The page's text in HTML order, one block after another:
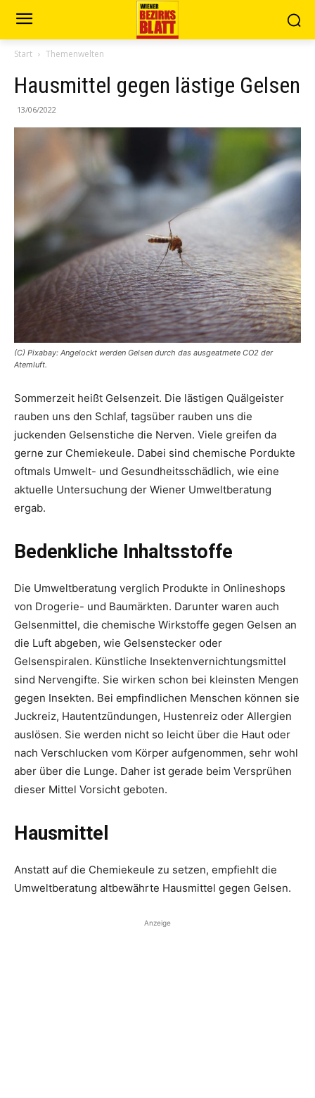
Start Themenwelten
Hausmittel gegen lästige Gelsen
13/06/2022
(C) Pixabay: Angelockt werden Gelsen durch das ausgeatmete CO2 der
Atemluft.
Sommerzeit heißt Gelsenzeit. Die lästigen Quälgeister
rauben uns den Schlaf, tagsüber rauben uns die
juckenden Gelsenstiche die Nerven. Viele greifen da
gerne zur Chemiekeule. Dabei sind chemische Pordukte
oftmals Umwelt- und Gesundheitsschädlich, wie eine
aktuelle Untersuchung der Wiener Umweltberatung
ergab.
Bedenkliche Inhaltsstoffe
Die Umweltberatung verglich Produkte in Onlineshops
von Drogerie- und Baumärkten. Darunter waren auch
Gelsenmittel, die chemische Wirkstoffe gegen Gelsen an
die Luft abgeben, wie Gelsenstecker oder
Gelsenspiralen. Künstliche Insektenvernichtungsmittel
sind Nervengifte. Sie wirken schon bei kleinsten Mengen
gegen Insekten. Bei empfindlichen Menschen können sie
Juckreiz, Hautentzündungen, Hustenreiz oder Allergien
auslösen. Sie werden nicht so leicht über die Haut oder
nach Verschlucken vom Körper aufgenommen, sehr wohl
aber über die Lunge. Daher ist gerade beim Versprühen
dieser Mittel Vorsicht geboten.
Hausmittel
Anstatt auf die Chemiekeule zu setzen, empfiehlt die
Umweltberatung altbewährte Hausmittel gegen Gelsen.
Anzeige